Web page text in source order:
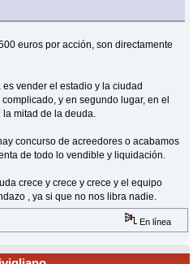
euros por acción, son directamente
vender el estadio y la ciudad
y en segundo lugar, en el
mitad de la deuda.
concurso de acreedores o acabamos
de todo lo vendible y liquidación.
crece y crece y crece y el equipo
, ya si que no nos libra nadie.
En línea